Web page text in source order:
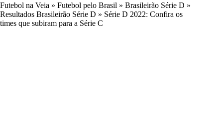
Futebol na Veia » Futebol pelo Brasil » Brasileirão Série D »
Resultados Brasileirão Série D » Série D 2022: Confira os
times que subiram para a Série C